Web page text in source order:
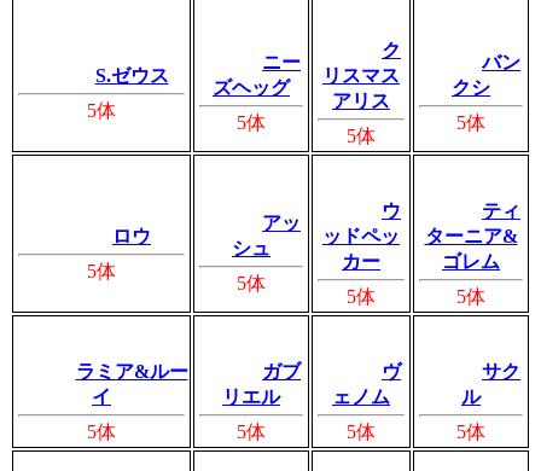
S.ゼウス
5体
ニー
ズヘッグ
5体
ク
リスマス
アリス
5体
バン
クシ
5体
ロウ
5体
アッ
シュ
5体
ウ
ッドペッ
カー
5体
ティ
ターニア&
ゴレム
5体
ラミア&ルー
イ
5体
ガブ
リエル
5体
ヴ
ェノム
5体
サク
ル
5体